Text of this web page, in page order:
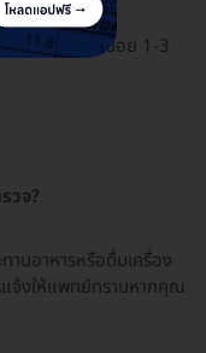
วงหน้าอย่างน้อย 1-3
วจ?
านอาหารหรือดื่มเครื่อง
จ้งให้แพทย์ทราบหากคุณ